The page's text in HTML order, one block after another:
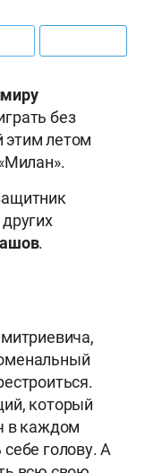
без
этим летом
.
который
в каждом
голову. А